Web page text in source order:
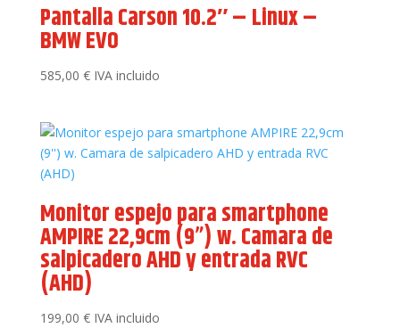
Pantalla Carson 10.2″ – Linux –
BMW EVO
585,00 € IVA incluido
Monitor espejo para smartphone
AMPIRE 22,9cm (9”) w. Camara de
salpicadero AHD y entrada RVC
(AHD)
199,00 € IVA incluido